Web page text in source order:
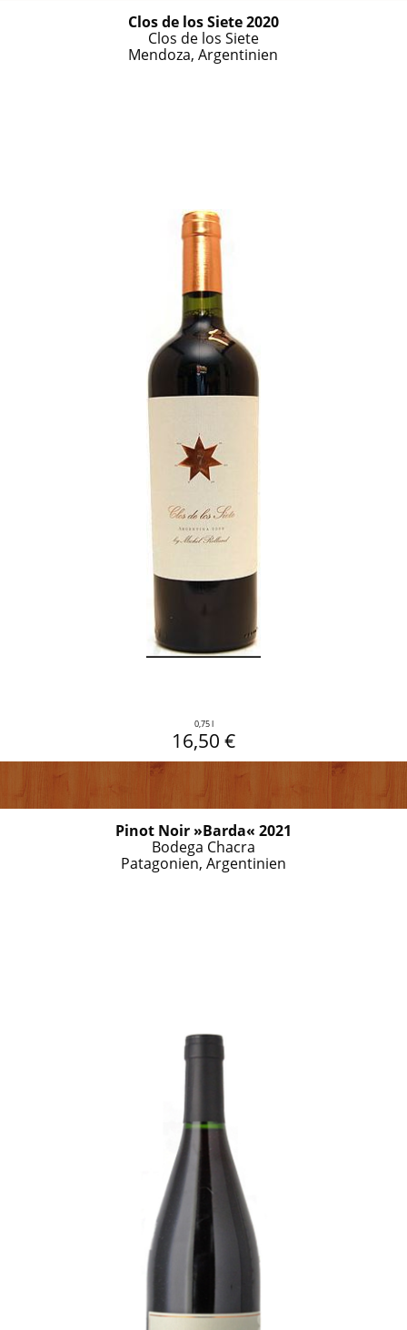
Clos de los Siete 2020
Clos de los Siete
Mendoza, Argentinien
0,75 l
16,50 €
Pinot Noir »Barda« 2021
Bodega Chacra
Patagonien, Argentinien